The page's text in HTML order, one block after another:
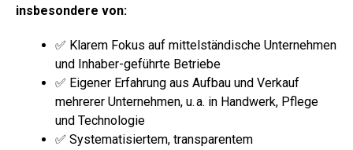
insbesondere von:
✅ Klarem Fokus auf mittelständische Unternehmen
und Inhaber-geführte Betriebe
✅ Eigener Erfahrung aus Aufbau und Verkauf
mehrerer Unternehmen, u. a. in Handwerk, Pflege
und Technologie
✅ Systematisiertem, transparentem